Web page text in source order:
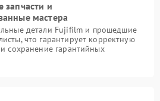
запчасти и
мастера
детали Fujifilm и прошедшие
что гарантирует корректную
сохранение гарантийных